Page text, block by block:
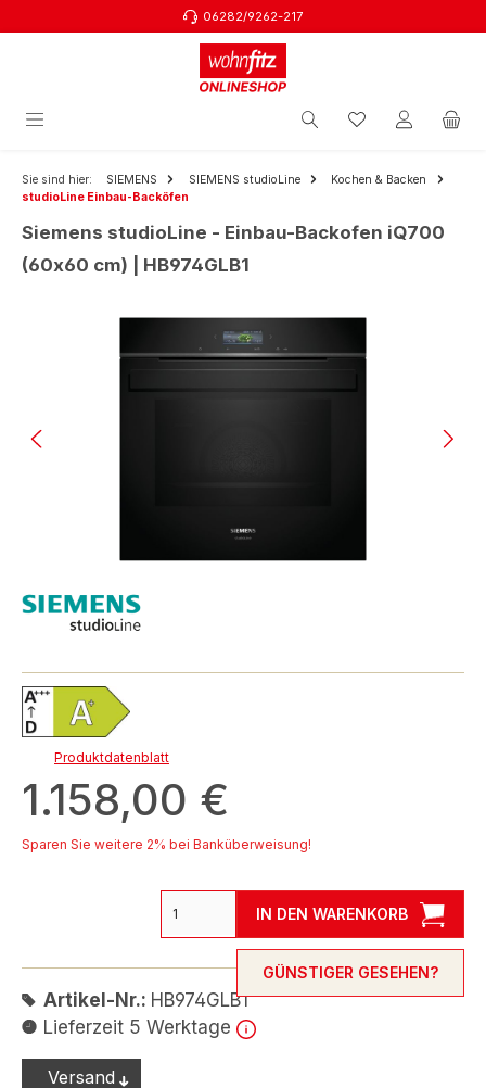
06282/9262-217
Sie sind hier: SIEMENS SIEMENS studioLine
Kochen & Backen
studioLine Einbau-Backöfen
Siemens studioLine - Einbau-Backofen iQ700
(60x60 cm) | HB974GLB1
Produktdatenblatt
1.158,00 €
Sparen Sie weitere 2% bei Banküberweisung!
IN DEN WARENKORB
GÜNSTIGER GESEHEN?
Artikel-Nr.: HB974GLB1
Lieferzeit 5 Werktage
Versand